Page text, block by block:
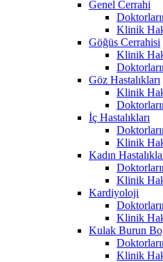
Genel Cerrahi
Klinik
Göğüs Cerrahisi
Klinik
Göz Hastalıkları
Klinik
İç Hastalıkları
Klinik
Kadın
Klinik
Kardiyoloji
Klinik
Kulak Burun
Klinik